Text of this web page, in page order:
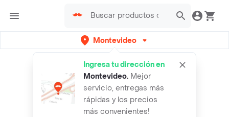
Montevideo
Ingresa tu dirección en
Montevideo. Mejor
servicio, entregas más
rápidas y los precios
más convenientes!